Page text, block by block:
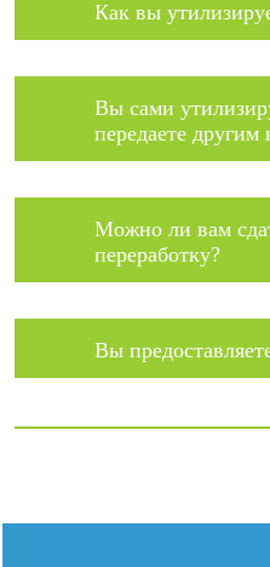
Как вы
Вы сами
передаете другим
Можно ли вам
переработку?
Вы